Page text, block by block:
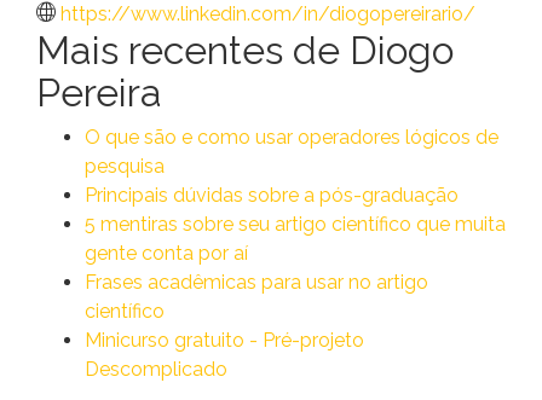
https://www.linkedin.com/in/diogopereirario/
Mais recentes de Diogo
Pereira
O que são e como usar operadores lógicos de
pesquisa
Principais dúvidas sobre a pós-graduação
5 mentiras sobre seu artigo científico que muita
gente conta por aí
Frases acadêmicas para usar no artigo
científico
Minicurso gratuito - Pré-projeto
Descomplicado